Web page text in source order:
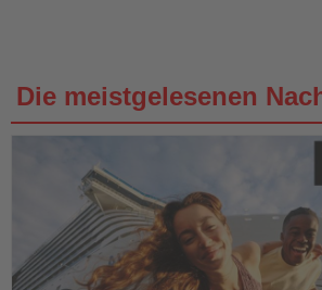
Die meistgelesenen